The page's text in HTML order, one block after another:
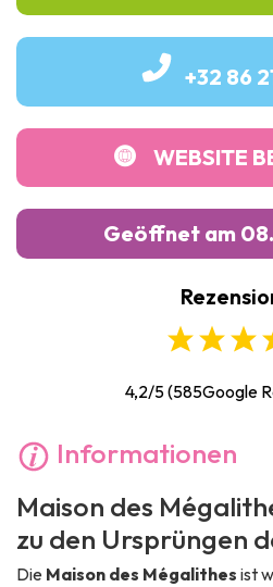
+32 86
WEBSITE
Geöffnet am
17:30
10:00-17:30
Freitag : 10:00 -17:30
Samstag : 10:00-17:30
Sonntag : 10:00 -17:30
4,2/5(585Google
Informationen
Maison des
zu den Ursprüngen
Die Maison des Mégalithes ist